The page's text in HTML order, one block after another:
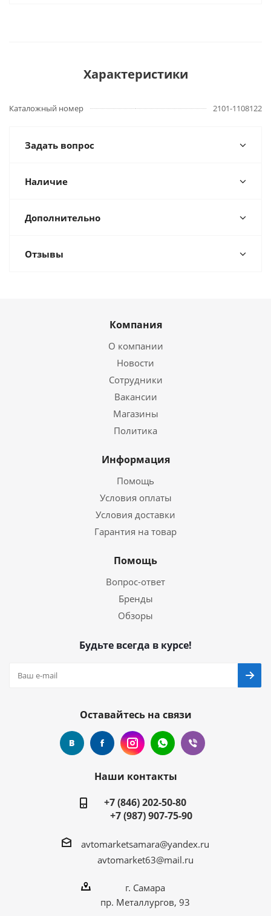
Характеристики
Каталожный номер 2101-1108122
Задать вопрос
Наличие
Дополнительно
Отзывы
Компания
О компании
Новости
Сотрудники
Вакансии
Магазины
Политика
Информация
Помощь
Условия оплаты
Условия доставки
Гарантия на товар
Помощь
Вопрос-ответ
Бренды
Обзоры
Будьте всегда в курсе!
Оставайтесь на связи
Наши контакты
+7 (846) 202-50-80
+7 (987) 907-75-90
avtomarketsamara@yandex.ru
avtomarket63@mail.ru
г. Самара
пр. Металлургов, 93